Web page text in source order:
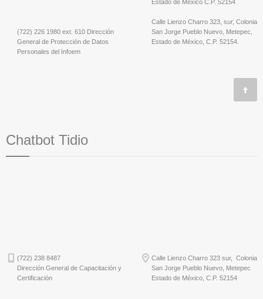
(722) 226 1980 ext. 610 Dirección
General de Protección de Datos
Personales del Infoem
Estado de México C.P. 52154
Calle Lienzo Charro 323, sur, Colonia
San Jorge Pueblo Nuevo, Metepec,
Estado de México, C.P. 52154.
Chatbot Tidio
(722) 238 8487
Dirección General de Capacitación y
Certificación
Calle Lienzo Charro 323 sur, Colonia
San Jorge Pueblo Nuevo, Metepec
Estado de México, C.P. 52154